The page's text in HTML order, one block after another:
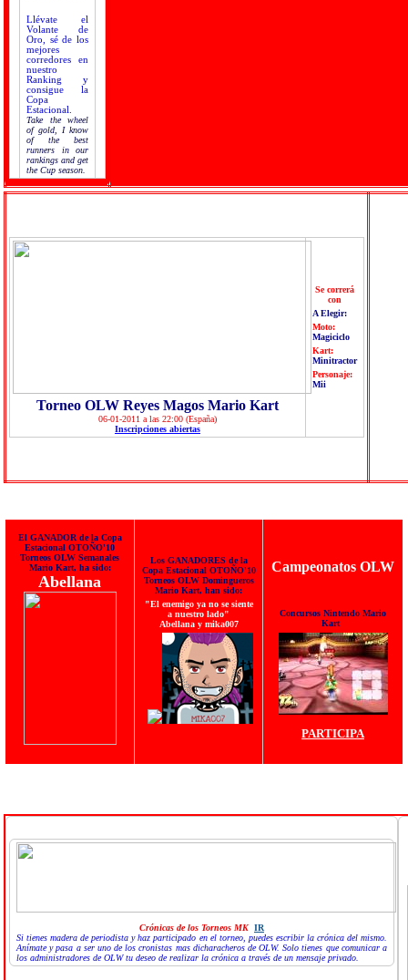
Llévate el
Volante de
Oro, sé de los
mejores
corredores en
nuestro
Ranking y
consigue la
Copa
Estacional.
Take the wheel
of gold, I know
of the best
runners in our
rankings and get
the Cup season.
Torneo OLW Reyes Magos Mario Kart
06-01-2011 a las 22:00 (España)
Inscripciones abiertas
Se correrá
con
A Elegir:
Moto:
Magiciclo
Kart:
Minitractor
Personaje:
Mii
El GANADOR de la Copa
Estacional OTOÑO'10
Torneos OLW Semanales
Mario Kart, ha sido:
Abellana
Los GANADORES de la
Copa Estacional OTOÑO'10
Torneos OLW Domingueros
Mario Kart, han sido:
"El enemigo ya no se siente
a nuestro lado"
Abellana y mika007
Campeonatos OLW
Concursos Nintendo Mario
Kart
PARTICIPA
Crónicas de los Torneos MK IR
Si tienes madera de periodista y haz participado en el torneo, puedes escribir la crónica del mismo.
Anímate y pasa a ser uno de los cronistas mas dicharacheros de OLW. Solo tienes que comunicar a
los administradores de OLW tu deseo de realizar la crónica a través de un mensaje privado.